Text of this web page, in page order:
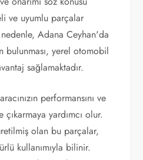
ve uyumlu parçalar
Adana Ceyhan'da
bulunması, yerel otomobil
sağlamaktadır.
performansını ve
yardımcı olur.
olan bu parçalar,
kullanımıyla bilinir.